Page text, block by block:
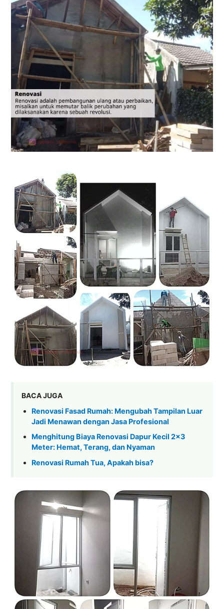
BACA JUGA
Renovasi Fasad Rumah: Mengubah Tampilan Luar
Jadi Menawan dengan Jasa Profesional
Menghitung Biaya Renovasi Dapur Kecil 2x3
Meter: Hemat, Terang, dan Nyaman
Renovasi Rumah Tua, Apakah bisa?